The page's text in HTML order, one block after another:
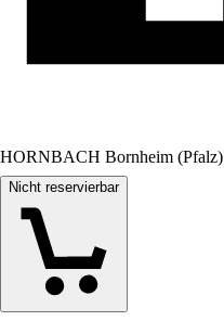
HORNBACH Bornheim (Pfalz)
Nicht reservierbar